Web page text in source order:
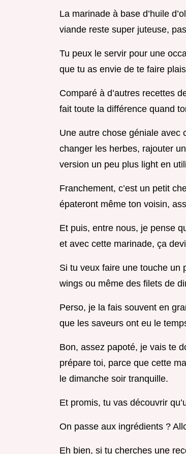
La marinade à base d’huile
viande reste super juteuse,
Tu peux le servir pour une
que tu as envie de te faire
Comparé à d’autres recettes
fait toute la différence quand
Une autre chose géniale avec
changer les herbes, rajouter
version un peu plus light en
Franchement, c’est un petit
épateront même ton voisin,
Et puis, entre nous, je pense
et avec cette marinade, ça
Si tu veux faire une touche un
wings ou même des filets de
Perso, je la fais souvent en
que les saveurs ont eu le
Bon, assez papoté, je vais te
prépare toi, parce que cette
le dimanche soir tranquille.
Et promis, tu vas découvrir
On passe aux ingrédients ?
Eh bien, si tu cherches une